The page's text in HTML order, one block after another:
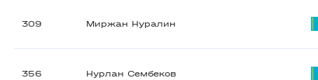
309 Миржан Нуралин
356 Нурлан Сембеков